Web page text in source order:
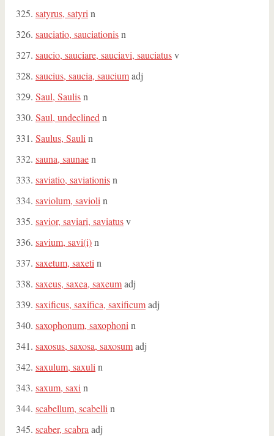
satyrus, satyri n
sauciatio, sauciationisn
saucio, sauciare, sauciavi, sauciatusv
saucius, saucia, sauciumadj
Saul, Saulisn
Saul, undeclined n
Saulus, Sauli n
sauna, saunaen
saviatio, saviationisn
saviolum, savioli n
savior, saviari, saviatusv
savium, savi(i)n
saxetum, saxeti n
saxeus, saxea, saxeumadj
saxificus, saxifica, saxificumadj
saxophonum, saxophoni n
saxosus, saxosa, saxosumadj
saxulum, saxuli n
saxum, saxi n
scabellum, scabelli n
scaber, scabra adj